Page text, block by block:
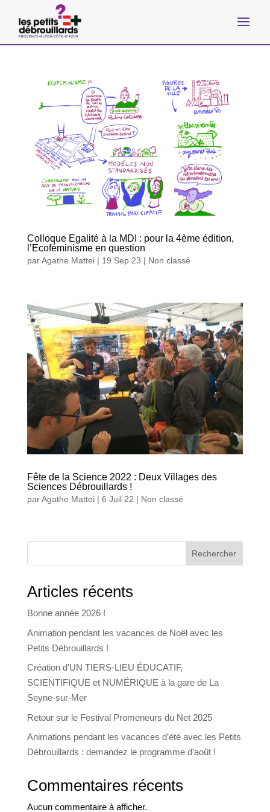
Colloque Egalité à la MDI : pour la 4ème édition,
l’Ecoféminisme en question
parAgathe Mattei| 19 Sep 23 | Non classé
Fête de la Science 2022 : Deux Villages des
Sciences Débrouillards !
parAgathe Mattei| 6 Juil 22 | Non classé
Rechercher
Articles récents
Bonne année 2026 !
Animation pendant les vacances de Noël avec les
Petits Débrouillards !
Création d’UN TIERS-LIEU ÉDUCATIF,
SCIENTIFIQUE et NUMÉRIQUE à la gare de La
Seyne-sur-Mer
Retour sur le Festival Promeneurs du Net 2025
Animations pendant les vacances d’été avec les Petits
Débrouillards : demandez le programme d’août !
Commentaires récents
Aucun commentaire à afficher.